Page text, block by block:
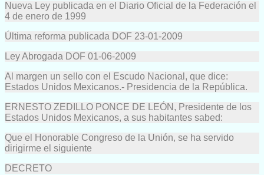
Nueva Ley publicada en el Diario Oficial de la Federación el
4 de enero de 1999
Última reforma publicada DOF 23-01-2009
Ley Abrogada DOF 01-06-2009
Al margen un sello con el Escudo Nacional, que dice:
Estados Unidos Mexicanos.- Presidencia de la República.
ERNESTO ZEDILLO PONCE DE LEÓN, Presidente de los
Estados Unidos Mexicanos, a sus habitantes sabed:
Que el Honorable Congreso de la Unión, se ha servido
dirigirme el siguiente
DECRETO